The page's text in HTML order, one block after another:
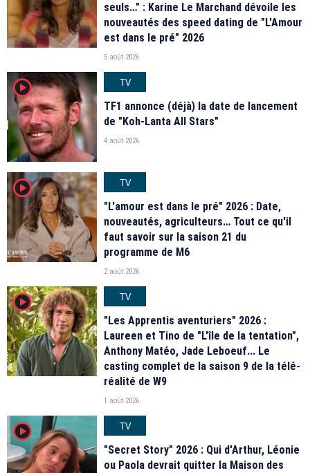
seuls…" : Karine Le Marchand dévoile les
nouveautés des speed dating de "L'Amour
est dans le pré" 2026
5 août 2026
player2
TV
TF1 annonce (déjà) la date de lancement
de "Koh-Lanta All Stars"
4 août 2026
player2
TV
"L'amour est dans le pré" 2026 : Date,
nouveautés, agriculteurs… Tout ce qu'il
faut savoir sur la saison 21 du
programme de M6
2 août 2026
player2
TV
"Les Apprentis aventuriers" 2026 :
Laureen et Tino de "L'île de la tentation",
Anthony Matéo, Jade Leboeuf... Le
casting complet de la saison 9 de la télé-
réalité de W9
1 août 2026
player2
TV
"Secret Story" 2026 : Qui d'Arthur, Léonie
ou Paola devrait quitter la Maison des